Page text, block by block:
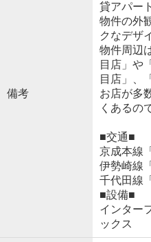
備考
貸アパー
物件の外
クなデザ
物件周辺
目店」や
目店」、
お店が多
くあるの
■交通■
京成本線
伊勢崎線
千代田線
■設備■
インター
ックス